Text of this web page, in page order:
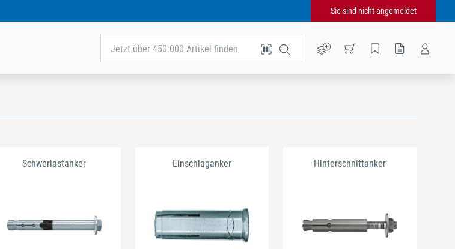
Sie sind nicht angemeldet
Jetzt über 450.000 Artikel finden
Schwerlastanker Einschlaganker Hinterschnittanker